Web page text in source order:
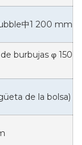
中1 200 mm
burbujas φ 150
de la bolsa)